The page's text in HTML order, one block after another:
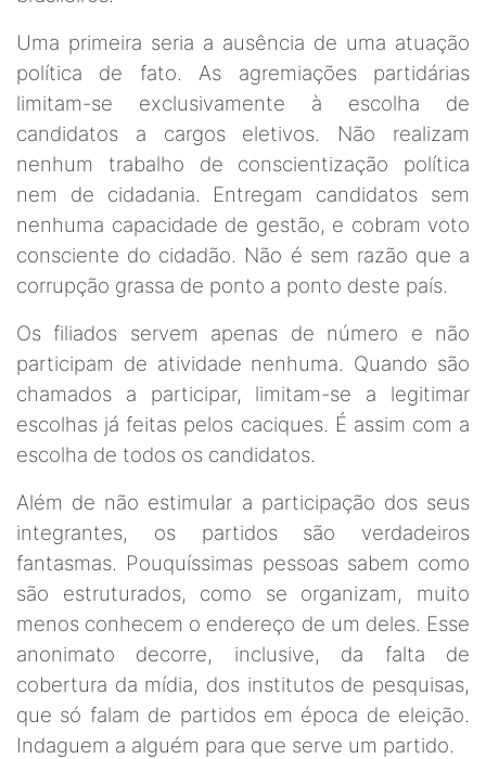
Uma primeira seria a ausência de uma atuação
política de fato. As agremiações partidárias
limitam-se exclusivamente à escolha de
candidatos a cargos eletivos. Não realizam
nenhum trabalho de conscientização política
nem de cidadania. Entregam candidatos sem
nenhuma capacidade de gestão, e cobram voto
consciente do cidadão. Não é sem razão que a
corrupção grassa de ponto a ponto deste país.
Os filiados servem apenas de número e não
participam de atividade nenhuma. Quando são
chamados a participar, limitam-se a legitimar
escolhas já feitas pelos caciques. É assim com a
escolha de todos os candidatos.
Além de não estimular a participação dos seus
integrantes, os partidos são verdadeiros
fantasmas. Pouquíssimas pessoas sabem como
são estruturados, como se organizam, muito
menos conhecem o endereço de um deles. Esse
anonimato decorre, inclusive, da falta de
cobertura da mídia, dos institutos de pesquisas,
que só falam de partidos em época de eleição.
Indaguem a alguém para que serve um partido.